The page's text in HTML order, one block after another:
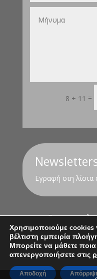
8 + 11 =
Εγραφή στη λίστα
Για τον
Όροι
Χρησιμοποιούμε
βέλτιστη εμπειρία
Μπορείτε να μάθετε
απενεργοποιήσετε στις
Αποδοχή